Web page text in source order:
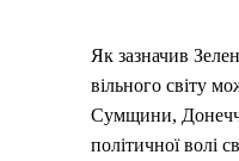
Як зазначив
вільного світу
Сумщини,
політичної волі